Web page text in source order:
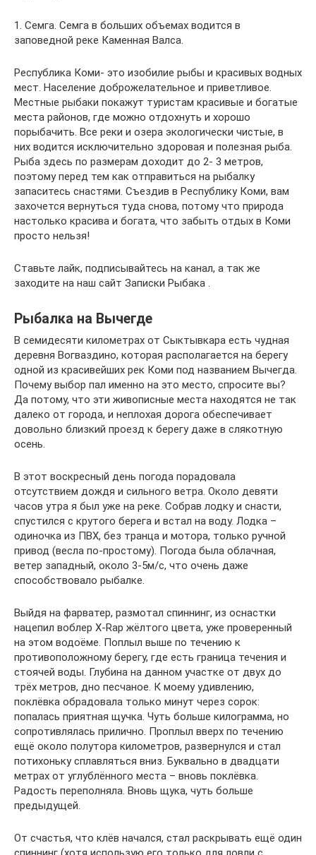
1. Семга. Семга в больших объемах водится в
заповедной реке Каменная Валса.
Республика Коми- это изобилие рыбы и красивых водных
мест. Население доброжелательное и приветливое.
Местные рыбаки покажут туристам красивые и богатые
места районов, где можно отдохнуть и хорошо
порыбачить. Все реки и озера экологически чистые, в
них водится исключительно здоровая и полезная рыба.
Рыба здесь по размерам доходит до 2- 3 метров,
поэтому перед тем как отправиться на рыбалку
запаситесь снастями. Съездив в Республику Коми, вам
захочется вернуться туда снова, потому что природа
настолько красива и богата, что забыть отдых в Коми
просто нельзя!
Ставьте лайк, подписывайтесь на канал, а так же
заходите на наш сайт Записки Рыбака .
Рыбалка на Вычегде
В семидесяти километрах от Сыктывкара есть чудная
деревня Вогваздино, которая располагается на берегу
одной из красивейших рек Коми под названием Вычегда.
Почему выбор пал именно на это место, спросите вы?
Да потому, что эти живописные места находятся не так
далеко от города, и неплохая дорога обеспечивает
довольно близкий проезд к берегу даже в слякотную
осень.
В этот воскресный день погода порадовала
отсутствием дождя и сильного ветра. Около девяти
часов утра я был уже на реке. Собрав лодку и снасти,
спустился с крутого берега и встал на воду. Лодка –
одиночка из ПВХ, без транца и мотора, только ручной
привод (весла по-простому). Погода была облачная,
ветер западный, около 3-5м/с, что очень даже
способствовало рыбалке.
Выйдя на фарватер, размотал спиннинг, из оснастки
нацепил воблер X-Rap жёлтого цвета, уже проверенный
на этом водоёме. Поплыл выше по течению к
противоположному берегу, где есть граница течения и
стоячей воды. Глубина на данном участке от двух до
трёх метров, дно песчаное. К моему удивлению,
поклёвка обрадовала только минут через сорок:
попалась приятная щучка. Чуть больше килограмма, но
сопротивлялась прилично. Проплыл вверх по течению
ещё около полутора километров, развернулся и стал
потихоньку сплавляться вниз. Буквально в двадцати
метрах от углублённого места – вновь поклёвка.
Радость переполняла. Вновь щука, чуть больше
предыдущей.
От счастья, что клёв начался, стал раскрывать ещё один